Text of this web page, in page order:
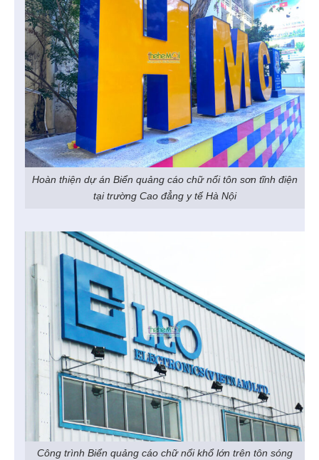
Hoàn thiện dự án Biển quảng cáo chữ nổi tôn sơn tĩnh điện
tại trường Cao đẳng y tế Hà Nội
Công trình Biển quảng cáo chữ nổi khổ lớn trên tôn sóng